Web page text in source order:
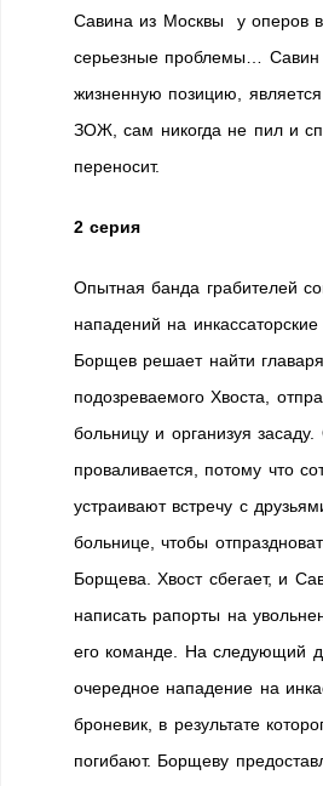
Савина из Москвы у оперов
серьезные проблемы…
жизненную позицию,
ЗОЖ, сам никогда не пил и
переносит.
2 серия
Опытная банда грабителей
нападений на инкассаторские
Борщев решает найти
подозреваемого Хвоста,
больницу и организуя
проваливается, потому что
устраивают встречу с
больнице, чтобы
Борщева. Хвост сбегает, и
написать рапорты на
его команде. На следующий
очередное нападение на
броневик, в результате
погибают. Борщеву